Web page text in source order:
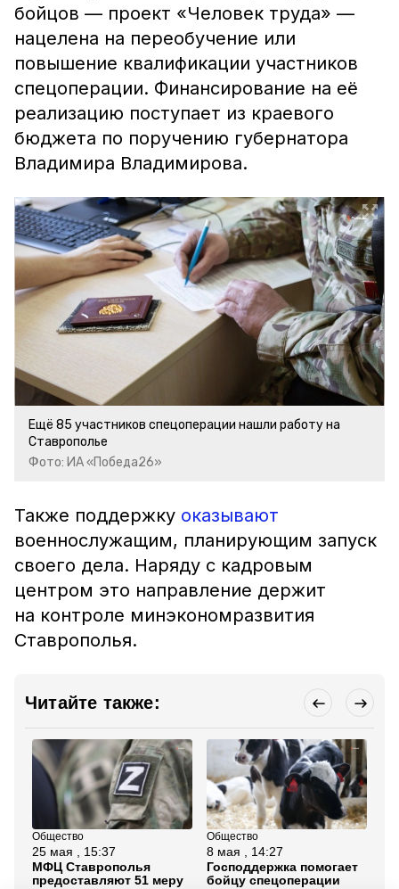
бойцов — проект «Человек труда» —
нацелена на переобучение или
повышение квалификации участников
спецоперации. Финансирование на её
реализацию поступает из краевого
бюджета по поручению губернатора
Владимира Владимирова.
Ещё 85 участников спецоперации нашли работу на
Ставрополье
Фото: ИА «Победа26»
Также поддержку оказывают
военнослужащим, планирующим запуск
своего дела. Наряду с кадровым
центром это направление держит
на контроле минэкономразвития
Ставрополья.
Читайте также:
Общество
25 мая , 15:37
МФЦ Ставрополья
предоставляют 51 меру
Общество
8 мая , 14:27
Господдержка помогает
бойцу спецоперации